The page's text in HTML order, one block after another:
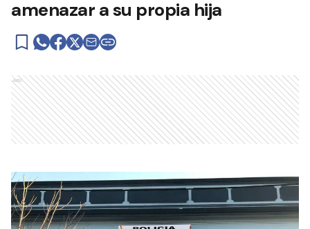
amenazar a su propia hija
Ads